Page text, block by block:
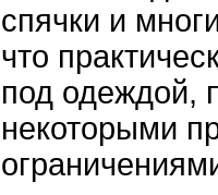
спячки и
что
под одеждой,
некоторыми